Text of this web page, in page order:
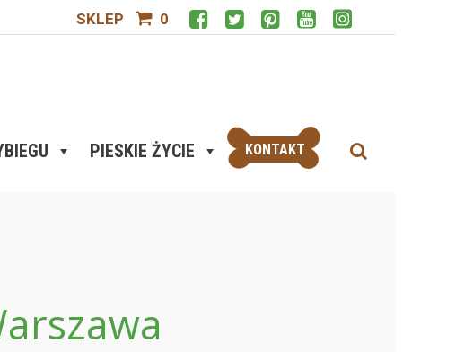
SKLEP 0
PIESKIE ŻYCIE KONTAKT